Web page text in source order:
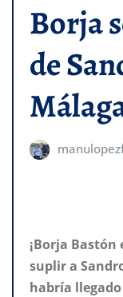
Borja
de
¡Borja Bastón
suplir a
habría